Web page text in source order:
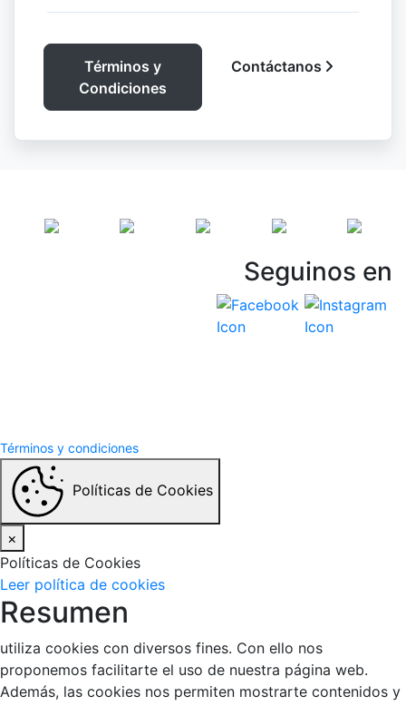
Términos y
Condiciones
Contáctanos
Seguinos en
Términos y condiciones
Políticas de Cookies
×
Políticas de Cookies
Leer política de cookies
Resumen
utiliza cookies con diversos fines. Con ello nos
proponemos facilitarte el uso de nuestra página web.
Además, las cookies nos permiten mostrarte contenidos y